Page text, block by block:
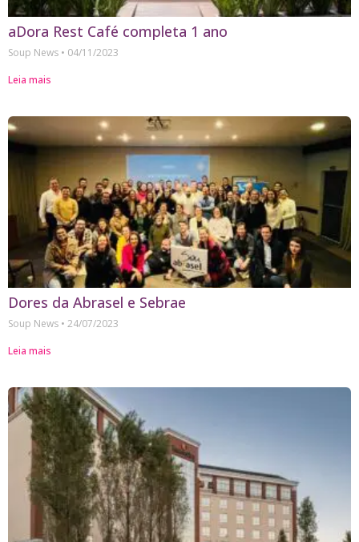
aDora Rest Café completa 1 ano
Soup News
04/11/2023
Leia mais
Dores da Abrasel e Sebrae
Soup News
24/07/2023
Leia mais